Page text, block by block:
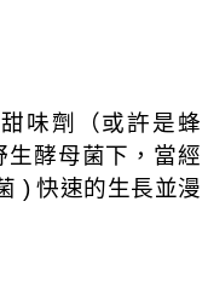
味劑（或許是蜂
酵母菌下，當經
)快速的生長並漫